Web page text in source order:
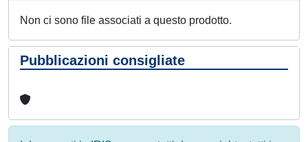
Non ci sono file associati a questo prodotto.
Pubblicazioni consigliate